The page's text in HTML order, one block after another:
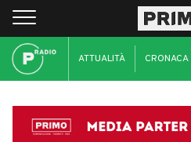
ATTUALITÀ CRONACA